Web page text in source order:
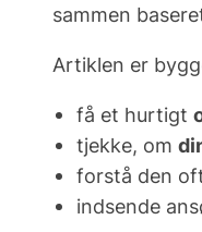
sammen
Artiklen er
få et hurtigt
tjekke, om
forstå den
indsende